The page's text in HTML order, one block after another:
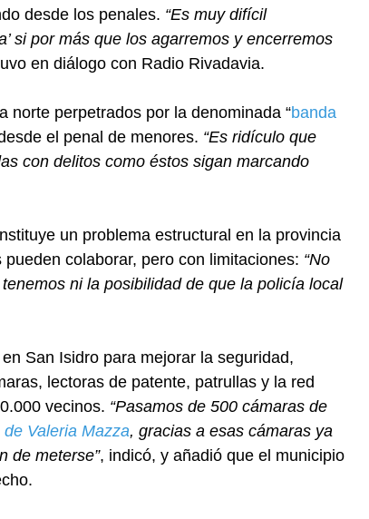
desde los penales. “Es muy difícil
si por más que los agarremos y encerremos
en diálogo con Radio Rivadavia.
norte perpetrados por la denominada “banda
el penal de menores. “Es ridículo que
con delitos como éstos sigan marcando
un problema estructural en la provincia
colaborar, pero con limitaciones: “No
ni la posibilidad de que la policía local
San Isidro para mejorar la seguridad,
lectoras de patente, patrullas y la red
vecinos. “Pasamos de 500 cámaras de
de Valeria Mazza, gracias a esas cámaras ya
de meterse”, indicó, y añadió que el municipio